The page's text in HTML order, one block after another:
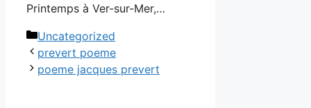
Printemps à Ver-sur-Mer,…
Catégories
Uncategorized
prevert poeme
poeme jacques prevert